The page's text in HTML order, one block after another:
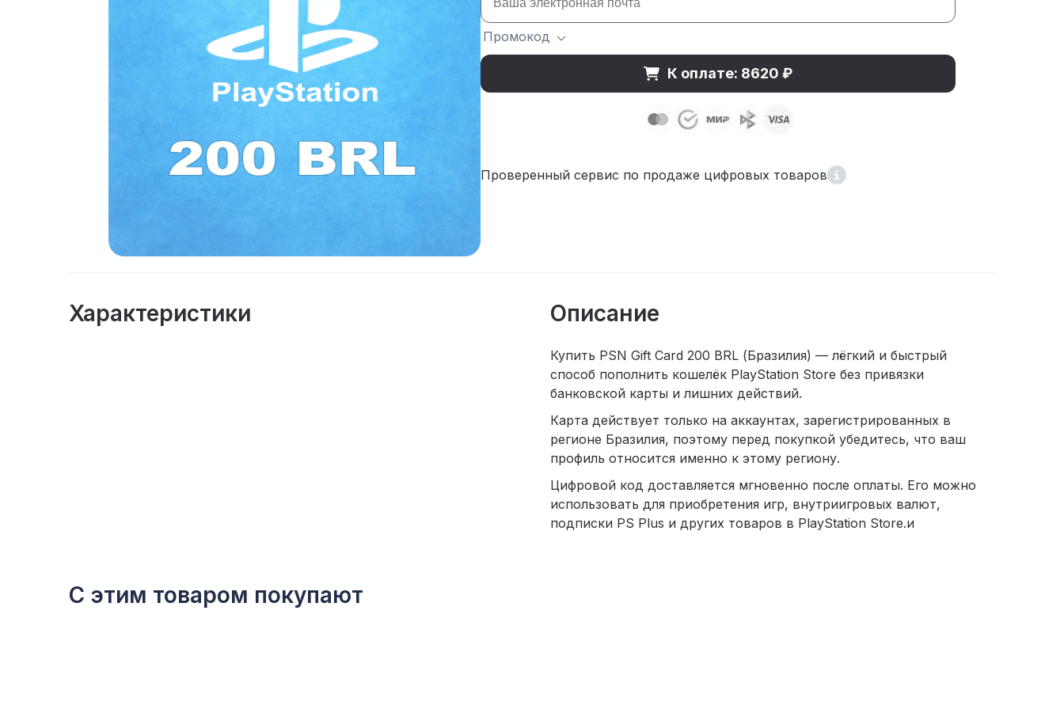
Промокод
К оплате: 8620 ₽
Проверенный сервис по продаже цифровых товаров
Характеристики Описание
Купить PSN Gift Card 200 BRL (Бразилия) — лёгкий и быстрый
способ пополнить кошелёк PlayStation Store без привязки
банковской карты и лишних действий.
Карта действует только на аккаунтах, зарегистрированных в
регионе Бразилия, поэтому перед покупкой убедитесь, что ваш
профиль относится именно к этому региону.
Цифровой код доставляется мгновенно после оплаты. Его можно
использовать для приобретения игр, внутриигровых валют,
подписки PS Plus и других товаров в PlayStation Store.и
С этим товаром покупают